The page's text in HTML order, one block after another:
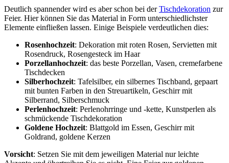
Deutlich spannender wird es aber schon bei derTischdekoration zur
Feier. Hier können Sie das Material in Form unterschiedlichster
Elemente einfließen lassen. Einige Beispiele verdeutlichen dies:
Rosenhochzeit: Dekoration mit roten Rosen, Servietten mit
Rosendruck, Rosengesteck im Haar
Porzellanhochzeit: das beste Porzellan, Vasen, cremefarbene
Tischdecken
Silberhochzeit: Tafelsilber, ein silbernes Tischband, gepaart
mit bunten Farben in den Streuartikeln, Geschirr mit
Silberrand, Silberschmuck
Perlenhochzeit: Perlenohrringe und -kette, Kunstperlen als
schmückende Tischdekoration
Goldene Hochzeit: Blattgold im Essen, Geschirr mit
Goldrand, goldene Kerzen
Vorsicht: Setzen Sie mit dem jeweiligen Material nur leichte